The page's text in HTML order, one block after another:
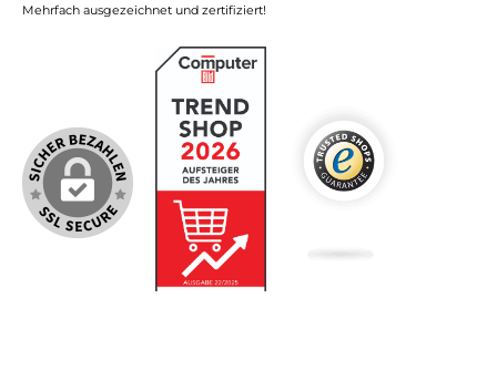
Mehrfach ausgezeichnet und zertifiziert!